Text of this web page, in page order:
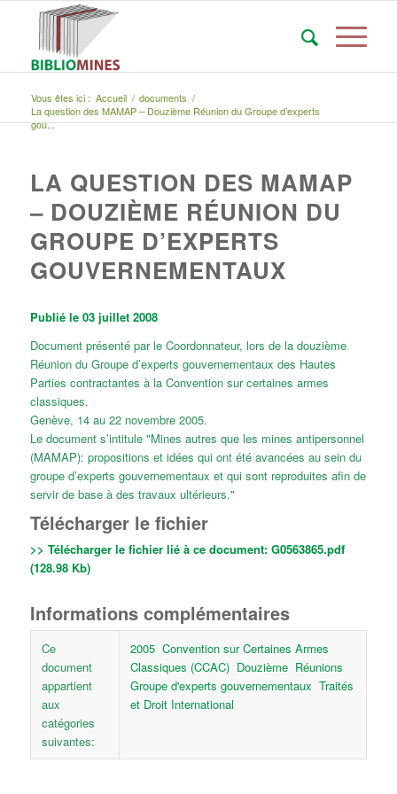
Vous êtes ici : Accueil / documents /
La question des MAMAP – Douzième Réunion du Groupe d’experts
gou...
LA QUESTION DES MAMAP
– DOUZIÈME RÉUNION DU
GROUPE D’EXPERTS
GOUVERNEMENTAUX
Publié le 03 juillet 2008
Document présenté par le Coordonnateur, lors de la douzième
Réunion du Groupe d’experts gouvernementaux des Hautes
Parties contractantes à la Convention sur certaines armes
classiques.
Genève, 14 au 22 novembre 2005.
Le document s’intitule "Mines autres que les mines antipersonnel
(MAMAP): propositions et idées qui ont été avancées au sein du
groupe d’experts gouvernementaux et qui sont reproduites afin de
servir de base à des travaux ultérieurs."
Télécharger le fichier
>> Télécharger le fichier lié à ce document: G0563865.pdf
(128.98 Kb)
Informations complémentaires
Ce
document
appartient
aux
catégories
suivantes:
2005 Convention sur Certaines Armes
Classiques (CCAC) Douzième Réunions
Groupe d'experts gouvernementaux Traités
et Droit International